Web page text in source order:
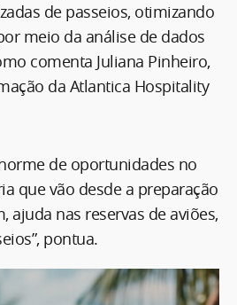
de passeios, otimizando
meio da análise de dados
comenta Juliana Pinheiro,
da Atlantica Hospitality
de oportunidades no
que vão desde a preparação
ajuda nas reservas de aviões,
pontua.